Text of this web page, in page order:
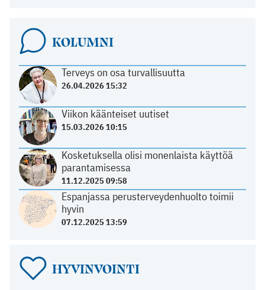
KOLUMNI
Terveys on osa turvallisuutta
26.04.2026 15:32
Viikon käänteiset uutiset
15.03.2026 10:15
Kosketuksella olisi monenlaista käyttöä
parantamisessa
11.12.2025 09:58
Espanjassa perusterveydenhuolto toimii
hyvin
07.12.2025 13:59
HYVINVOINTI